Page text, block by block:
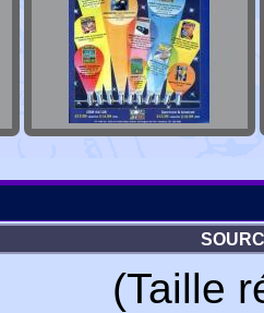
(Taille